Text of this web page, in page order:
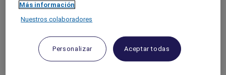
BORGOÑA
Más información
Nuestros colaboradores
Personalizar Aceptar todas